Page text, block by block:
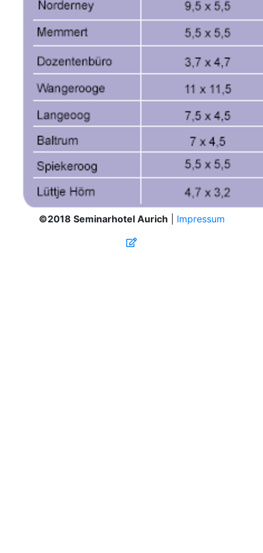
©2018 Seminarhotel Aurich Impressum